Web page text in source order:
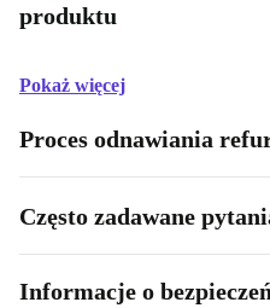
produktu
Pokaż więcej
Proces odnawiania
Często zadawane
Informacje o